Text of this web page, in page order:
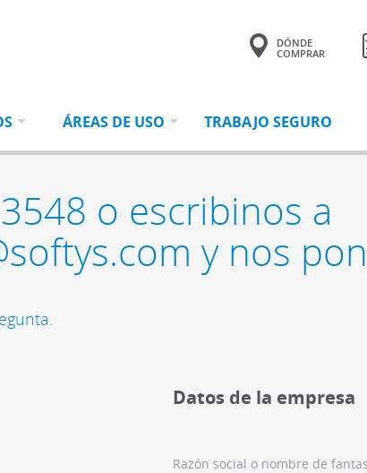
DÓNDE
COMPRAR
ÁREAS DE USO TRABAJO SEGURO
o escribinos a
y nos
Datos de la empresa
Razón social o nombre de